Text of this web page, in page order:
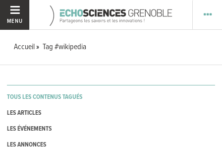
MENU
Accueil Tag #wikipedia
TOUS LES CONTENUS TAGUÉS
LES ARTICLES
LES ÉVÉNEMENTS
LES ANNONCES